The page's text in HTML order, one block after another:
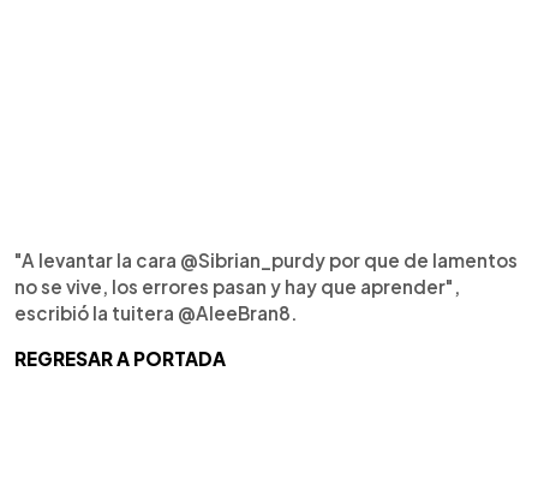
"A levantar la cara @Sibrian_purdy por que de lamentos
no se vive, los errores pasan y hay que aprender",
escribió la tuitera @AleeBran8.
REGRESAR A PORTADA